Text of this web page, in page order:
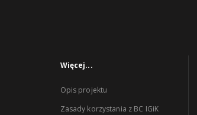
Więcej...
Opis projektu
Zasady korzystania z BC IGiK